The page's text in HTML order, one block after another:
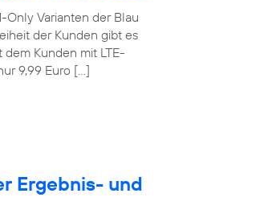
Only Varianten der Blau
der Kunden gibt es
Kunden mit LTE-
9,99 Euro […]
Ergebnis- und